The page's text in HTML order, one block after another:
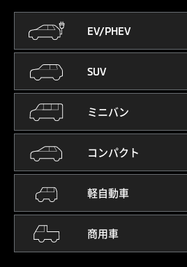
EV/PHEV
SUV
ミニバン
コンパクト
軽自動車
商用車